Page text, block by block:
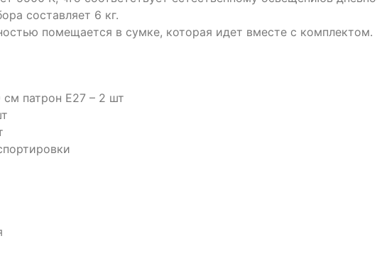
составляет 6 кг.
помещается в сумке, которая идет вместе с комплектом.
патрон E27 – 2 шт